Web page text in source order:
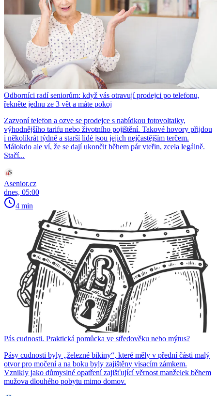
Odborníci radí seniorům: když vás otravují prodejci po telefonu,
řekněte jednu ze 3 vět a máte pokoj
Zazvoní telefon a ozve se prodejce s nabídkou fotovoltaiky,
výhodnějšího tarifu nebo životního pojištění. Takové hovory přijdou
i několikrát týdně a starší lidé jsou jejich nejčastějším terčem.
Málokdo ale ví, že se dají ukončit během pár vteřin, zcela legálně.
Stačí...
Asenior.cz
dnes, 05:00
4 min
Pás cudnosti. Praktická pomůcka ve středověku nebo mýtus?
Pásy cudnosti byly „železné bikiny“, které měly v přední části malý
otvor pro močení a na boku byly zajištěny visacím zámkem.
Vznikly jako důmyslné opatření zajišťující věrnost manželek během
mužova dlouhého pobytu mimo domov.